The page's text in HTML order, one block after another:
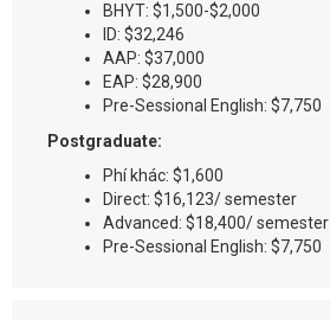
BHYT: $1,500-$2,000
ID: $32,246
AAP: $37,000
EAP: $28,900
Pre-Sessional English: $7,750
Postgraduate:
Phí khác: $1,600
Direct: $16,123/ semester
Advanced: $18,400/ semester
Pre-Sessional English: $7,750